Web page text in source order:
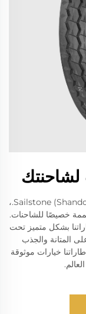
في شركة Sailstone (Shandong) Tyre Manufacturing Co., Ltd.،
خصيصًا للشاحنات.
بشكل متميز تحت
المتانة والجذب
خيارات موثوقة